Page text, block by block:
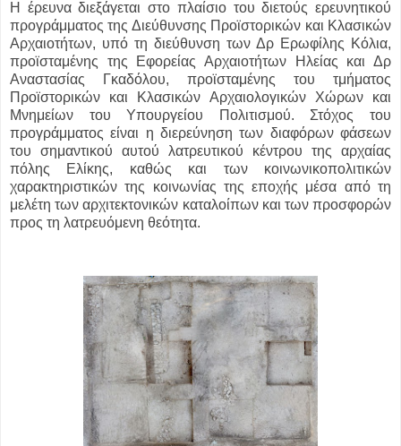
Η έρευνα διεξάγεται στο πλαίσιο του διετούς ερευνητικού
προγράμματος της Διεύθυνσης Προϊστορικών και Κλασικών
Αρχαιοτήτων, υπό τη διεύθυνση των Δρ Ερωφίλης Κόλια,
προϊσταμένης της Εφορείας Αρχαιοτήτων Ηλείας και Δρ
Αναστασίας Γκαδόλου, προϊσταμένης του τμήματος
Προϊστορικών και Κλασικών Αρχαιολογικών Χώρων και
Μνημείων του Υπουργείου Πολιτισμού. Στόχος του
προγράμματος είναι η διερεύνηση των διαφόρων φάσεων
του σημαντικού αυτού λατρευτικού κέντρου της αρχαίας
πόλης Ελίκης, καθώς και των κοινωνικοπολιτικών
χαρακτηριστικών της κοινωνίας της εποχής μέσα από τη
μελέτη των αρχιτεκτονικών καταλοίπων και των προσφορών
προς τη λατρευόμενη θεότητα.